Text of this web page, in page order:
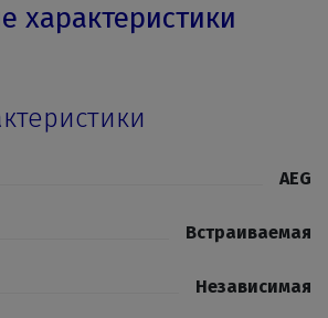
характеристики
AEG
Встраиваемая
Независимая